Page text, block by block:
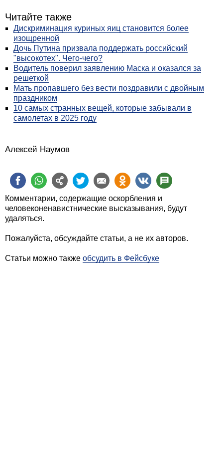
Читайте также
Дискриминация куриных яиц становится более
изощренной
Дочь Путина призвала поддержать российский
"высокотех". Чего-чего?
Водитель поверил заявлению Маска и оказался за
решеткой
Мать пропавшего без вести поздравили с двойным
праздником
10 самых странных вещей, которые забывали в
самолетах в 2025 году
Алексей Наумов
Комментарии, содержащие оскорбления и
человеконенавистнические высказывания, будут
удаляться.
Пожалуйста, обсуждайте статьи, а не их авторов.
Статьи можно также обсудить в Фейсбуке